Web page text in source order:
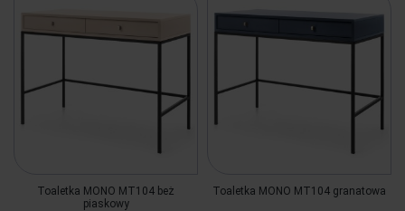
Toaletka MONO MT104 beż
piaskowy
Toaletka MONO MT104 granatowa